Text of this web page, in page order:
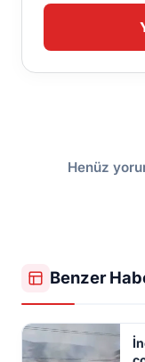
Henüz
Benzer